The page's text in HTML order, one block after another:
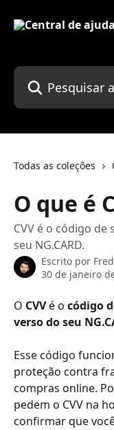
Pesquisar artigos...
Todas as coleções
O que é
CVV é o código de
seu NG.CARD.
Escrito por Fred
30 de janeiro
O CVV é o código
verso do seu
Esse código
proteção contra
compras online.
pedem o CVV na
confirmar que